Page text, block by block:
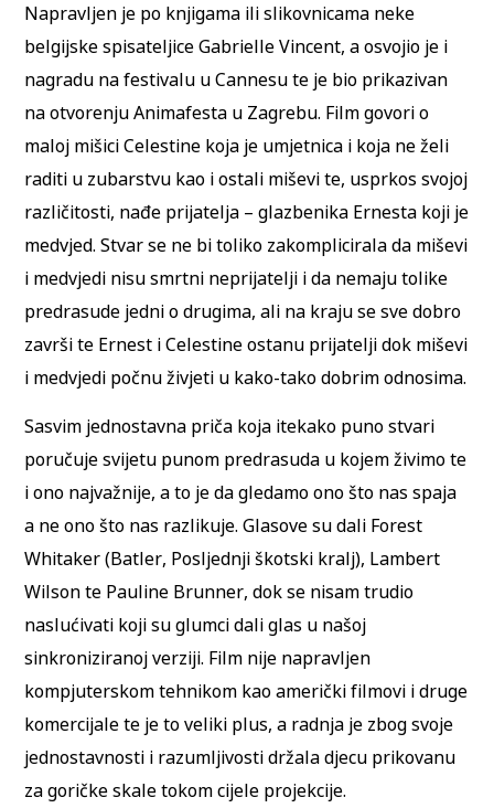
Napravljen je po knjigama ili slikovnicama neke
belgijske spisateljice Gabrielle Vincent, a osvojio je i
nagradu na festivalu u Cannesu te je bio prikazivan
na otvorenju Animafesta u Zagrebu. Film govori o
maloj mišici Celestine koja je umjetnica i koja ne želi
raditi u zubarstvu kao i ostali miševi te, usprkos svojoj
različitosti, nađe prijatelja – glazbenika Ernesta koji je
medvjed. Stvar se ne bi toliko zakomplicirala da miševi
i medvjedi nisu smrtni neprijatelji i da nemaju tolike
predrasude jedni o drugima, ali na kraju se sve dobro
završi te Ernest i Celestine ostanu prijatelji dok miševi
i medvjedi počnu živjeti u kako-tako dobrim odnosima.
Sasvim jednostavna priča koja itekako puno stvari
poručuje svijetu punom predrasuda u kojem živimo te
i ono najvažnije, a to je da gledamo ono što nas spaja
a ne ono što nas razlikuje. Glasove su dali Forest
Whitaker (Batler, Posljednji škotski kralj), Lambert
Wilson te Pauline Brunner, dok se nisam trudio
naslućivati koji su glumci dali glas u našoj
sinkroniziranoj verziji. Film nije napravljen
kompjuterskom tehnikom kao američki filmovi i druge
komercijale te je to veliki plus, a radnja je zbog svoje
jednostavnosti i razumljivosti držala djecu prikovanu
za goričke skale tokom cijele projekcije.